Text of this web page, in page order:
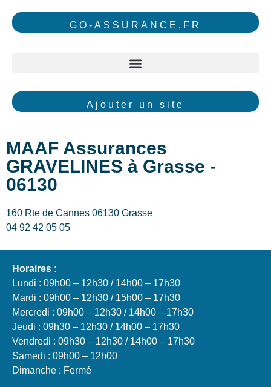
GO-ASSURANCE.FR
Ajouter un site
MAAF Assurances
GRAVELINES à Grasse -
06130
160 Rte de Cannes 06130 Grasse
04 92 42 05 05
Horaires :
Lundi : 09h00 – 12h30 / 14h00 – 17h30
Mardi : 09h00 – 12h30 / 15h00 – 17h30
Mercredi : 09h00 – 12h30 / 14h00 – 17h30
Jeudi : 09h30 – 12h30 / 14h00 – 17h30
Vendredi : 09h30 – 12h30 / 14h00 – 17h30
Samedi : 09h00 – 12h00
Dimanche : Fermé